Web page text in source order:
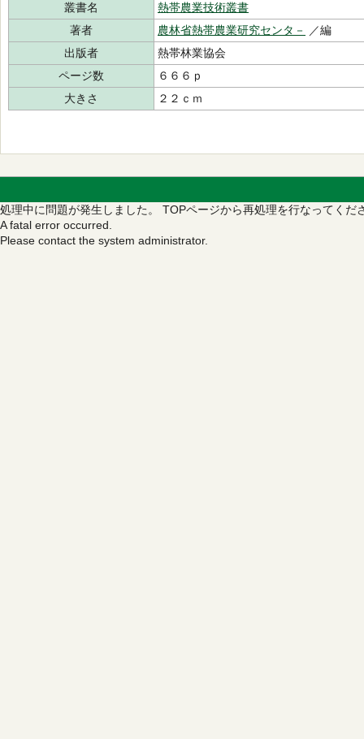
叢書名
熱帯農業技術叢書
著者
農林省熱帯農業研究センタ－
／編
出版者
熱帯林業協会
ページ数
６６６ｐ
大きさ
２２ｃｍ
処理中に問題が発生しました。 TOPページから再処理を行なってくだ
A fatal error occurred.
Please contact the system administrator.